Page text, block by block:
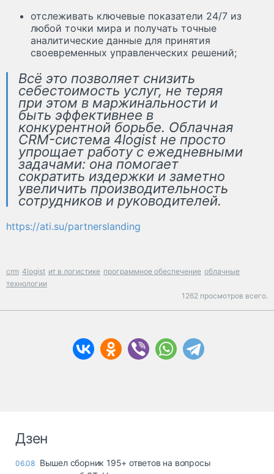
отслеживать ключевые показатели 24/7 из
любой точки мира и получать точные
аналитические данные для принятия
своевременных управленческих решений;
Всё это позволяет снизить
себестоимость услуг, не теряя
при этом в маржинальности и
быть эффективнее в
конкурентной борьбе. Облачная
CRM-система 4logist не просто
упрощает работу с ежедневными
задачами: она помогает
сократить издержки и заметно
увеличить производительность
сотрудников и руководителей.
https://ati.su/partnerslanding
crm 4logist ит в логистике программное обеспечение облачные
технологии
1262 просмотров всего.
Дзен
06.08 Вышел сборник 195+ ответов на вопросы